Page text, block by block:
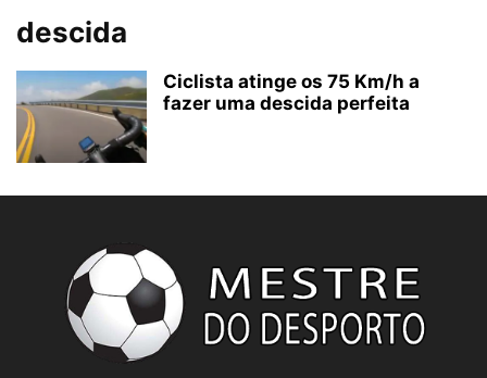
descida
Ciclista atinge os 75 Km/h a
fazer uma descida perfeita